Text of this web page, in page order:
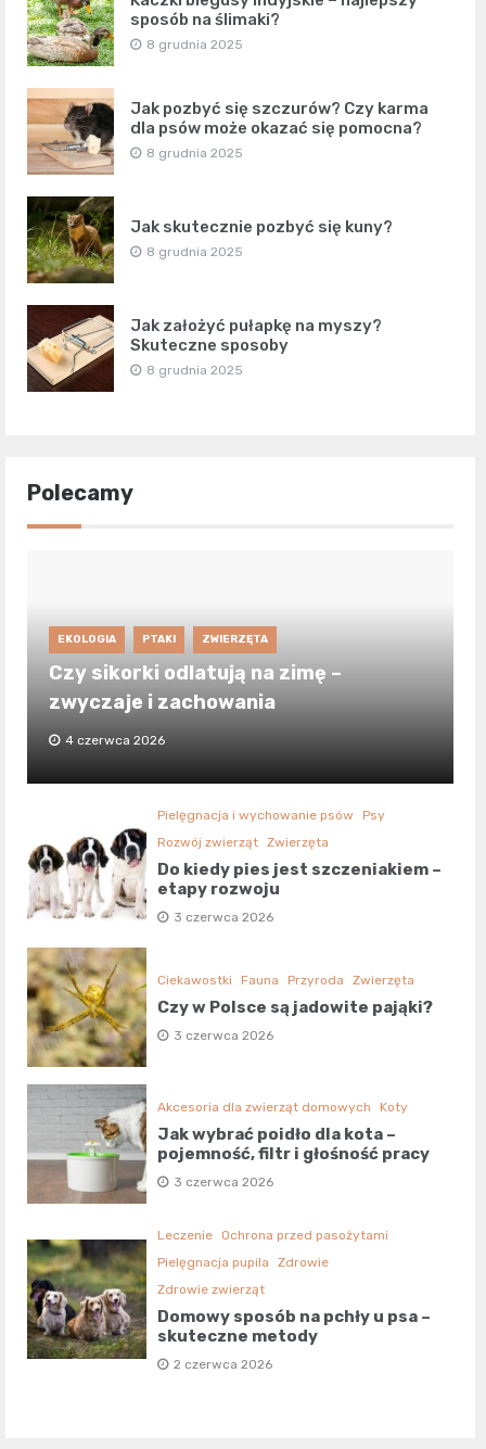
sposób na ślimaki?
8 grudnia 2025
Jak pozbyć się szczurów? Czy karma
dla psów może okazać się pomocna?
8 grudnia 2025
Jak skutecznie pozbyć się kuny?
8 grudnia 2025
Jak założyć pułapkę na myszy?
Skuteczne sposoby
8 grudnia 2025
Polecamy
EKOLOGIA PTAKI ZWIERZĘTA
Czy sikorki odlatują na zimę –
zwyczaje i zachowania
4 czerwca 2026
Pielęgnacja i wychowanie psów
Psy
Rozwój zwierząt Zwierzęta
Do kiedy pies jest szczeniakiem –
etapy rozwoju
3 czerwca 2026
Ciekawostki Fauna Przyroda Zwierzęta
Czy w Polsce są jadowite pająki?
3 czerwca 2026
Akcesoria dla zwierząt domowych Koty
Jak wybrać poidło dla kota –
pojemność, filtr i głośność pracy
3 czerwca 2026
Leczenie
Ochrona przed pasożytami
Pielęgnacja pupila
Zdrowie
Zdrowie zwierząt
Domowy sposób na pchły u psa –
skuteczne metody
2 czerwca 2026